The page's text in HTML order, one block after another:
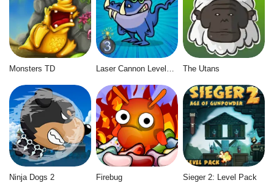
Monsters TD The Utans
Ninja Dogs 2 Firebug Sieger 2: Level Pack